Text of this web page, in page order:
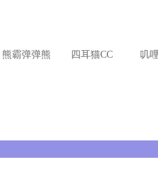
熊霸弹弹熊 四耳猫CC 叽